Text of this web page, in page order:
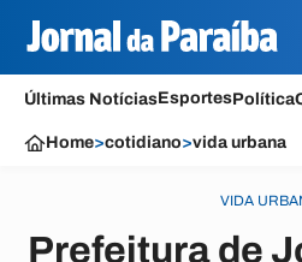
Últimas NotíciasEsportesPolítica
Home>cotidiano>vida urbana
VIDA
Prefeitura de